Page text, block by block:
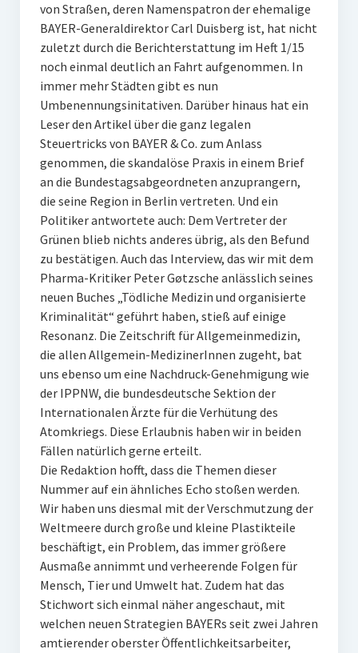
von Straßen, deren Namenspatron der ehemalige
BAYER-Generaldirektor Carl Duisberg ist, hat nicht
zuletzt durch die Berichterstattung im Heft 1/15
noch einmal deutlich an Fahrt aufgenommen. In
immer mehr Städten gibt es nun
Umbenennungsinitativen. Darüber hinaus hat ein
Leser den Artikel über die ganz legalen
Steuertricks von BAYER & Co. zum Anlass
genommen, die skandalöse Praxis in einem Brief
an die Bundestagsabgeordneten anzuprangern,
die seine Region in Berlin vertreten. Und ein
Politiker antwortete auch: Dem Vertreter der
Grünen blieb nichts anderes übrig, als den Befund
zu bestätigen. Auch das Interview, das wir mit dem
Pharma-Kritiker Peter Gøtzsche anlässlich seines
neuen Buches „Tödliche Medizin und organisierte
Kriminalität“ geführt haben, stieß auf einige
Resonanz. Die Zeitschrift für Allgemeinmedizin,
die allen Allgemein-MedizinerInnen zugeht, bat
uns ebenso um eine Nachdruck-Genehmigung wie
der IPPNW, die bundesdeutsche Sektion der
Internationalen Ärzte für die Verhütung des
Atomkriegs. Diese Erlaubnis haben wir in beiden
Fällen natürlich gerne erteilt.
Die Redaktion hofft, dass die Themen dieser
Nummer auf ein ähnliches Echo stoßen werden.
Wir haben uns diesmal mit der Verschmutzung der
Weltmeere durch große und kleine Plastikteile
beschäftigt, ein Problem, das immer größere
Ausmaße annimmt und verheerende Folgen für
Mensch, Tier und Umwelt hat. Zudem hat das
Stichwort sich einmal näher angeschaut, mit
welchen neuen Strategien BAYERs seit zwei Jahren
amtierender oberster Öffentlichkeitsarbeiter,